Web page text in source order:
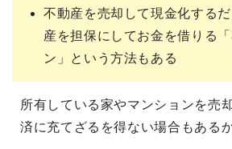
不動産を売却して現金化する
産を担保にしてお金を借りる
ン」という方法もある
所有している家やマンションを売
済に充てざるを得ない場合もある